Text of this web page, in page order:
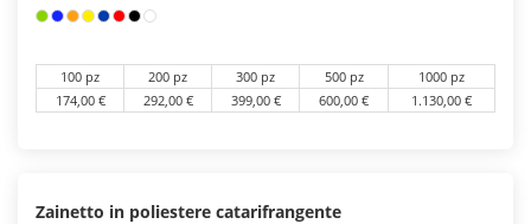
100 pz 200 pz 300 pz 500 pz
1000 pz
174,00 €
292,00 € 399,00 € 600,00 € 1.130,00 €
Zainetto in poliestere catarifrangente